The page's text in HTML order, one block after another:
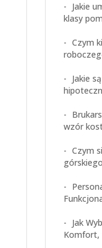
Jakie
klasy
Czym
Jakie
wzór
Czym
Jak
Komfort,